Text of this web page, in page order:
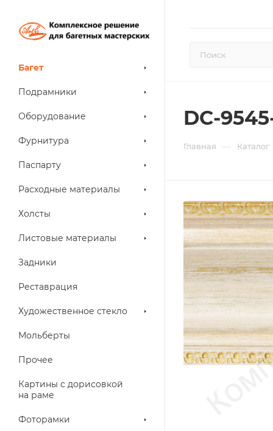
Багет
Подрамники
Оборудование
Фурнитура
Паспарту
Расходные материалы
Холсты
Листовые материалы
Задники
Реставрация
Художественное стекло
Мольберты
Прочее
Картины с дорисовкой
на раме
Фоторамки
DC-
Главная — Каталог